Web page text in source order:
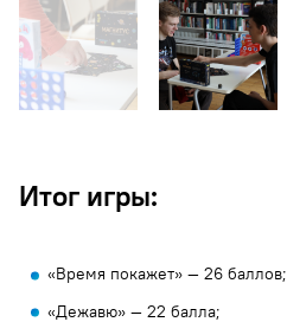
Итог игры:
«Время покажет» — 26 баллов;
«Дежавю» — 22 балла;